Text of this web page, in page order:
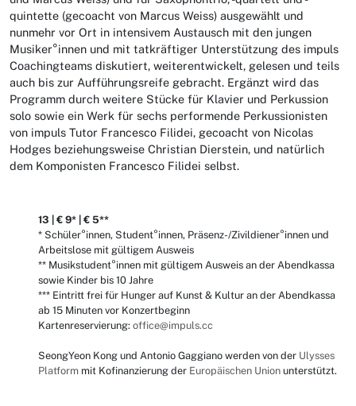
quintette (gecoacht von Marcus Weiss) ausgewählt und
nunmehr vor Ort in intensivem Austausch mit den jungen
Musiker°innen und mit tatkräftiger Unterstützung des impuls
Coachingteams diskutiert, weiterentwickelt, gelesen und teils
auch bis zur Aufführungsreife gebracht. Ergänzt wird das
Programm durch weitere Stücke für Klavier und Perkussion
solo sowie ein Werk für sechs performende Perkussionisten
von impuls Tutor Francesco Filidei, gecoacht von Nicolas
Hodges beziehungsweise Christian Dierstein, und natürlich
dem Komponisten Francesco Filidei selbst.
13 | € 9* | € 5**
* Schüler°innen, Student°innen, Präsenz-/Zivildiener°innen und
Arbeitslose mit gültigem Ausweis
** Musikstudent°innen mit gültigem Ausweis an der Abendkassa
sowie Kinder bis 10 Jahre
*** Eintritt frei für Hunger auf Kunst & Kultur an der Abendkassa
ab 15 Minuten vor Konzertbeginn
Kartenreservierung: office@impuls.cc
SeongYeon Kong und Antonio Gaggiano werden von der Ulysses
Platform mit Kofinanzierung der Europäischen Union unterstützt.